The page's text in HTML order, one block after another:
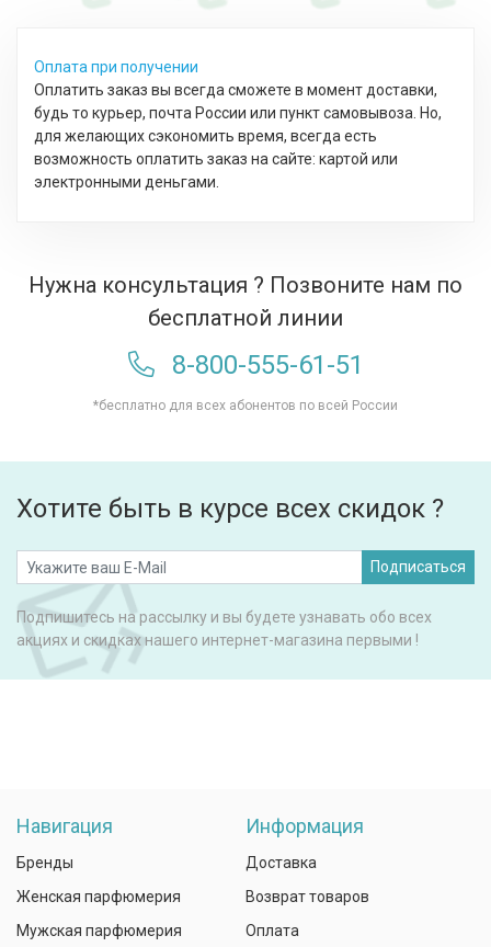
Оплата при получении
Оплатить заказ вы всегда сможете в момент доставки,
будь то курьер, почта России или пункт самовывоза. Но,
для желающих сэкономить время, всегда есть
возможность оплатить заказ на сайте: картой или
электронными деньгами.
Нужна консультация ? Позвоните нам по
бесплатной линии
8-800-555-61-51
*бесплатно для всех абонентов по всей России
Хотите быть в курсе всех скидок ?
Подписаться
Подпишитесь на рассылку и вы будете узнавать обо всех
акциях и скидках нашего интернет-магазина первыми !
Навигация
Бренды
Женская парфюмерия
Мужская парфюмерия
Информация
Доставка
Возврат товаров
Оплата